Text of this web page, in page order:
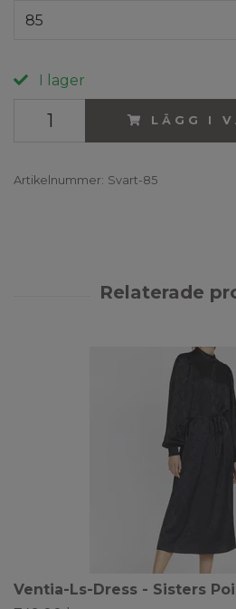
85
I lager
LÄGG I
Artikelnummer: Svart-85
Ventia-Ls-Dress - Sisters